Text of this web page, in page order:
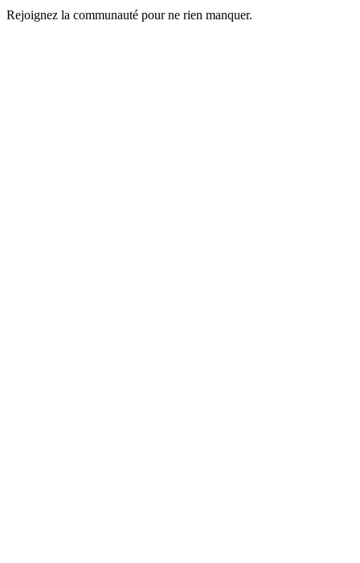
Rejoignez la communauté pour ne rien manquer.